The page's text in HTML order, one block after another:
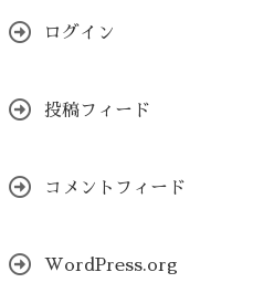
ログイン
投稿フィード
コメントフィード
WordPress.org